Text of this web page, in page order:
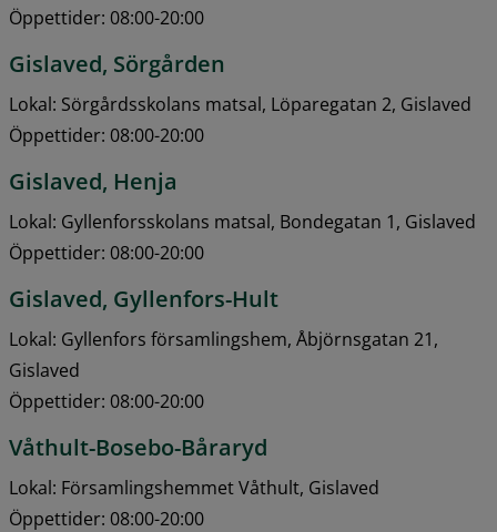
Öppettider: 08:00-20:00
Gislaved, Sörgården
Lokal: Sörgårdsskolans matsal, Löparegatan 2, Gislaved
Öppettider: 08:00-20:00
Gislaved, Henja
Lokal: Gyllenforsskolans matsal, Bondegatan 1, Gislaved
Öppettider: 08:00-20:00
Gislaved, Gyllenfors-Hult
Lokal: Gyllenfors församlingshem, Åbjörnsgatan 21,
Gislaved
Öppettider: 08:00-20:00
Våthult-Bosebo-Båraryd
Lokal: Församlingshemmet Våthult, Gislaved
Öppettider: 08:00-20:00